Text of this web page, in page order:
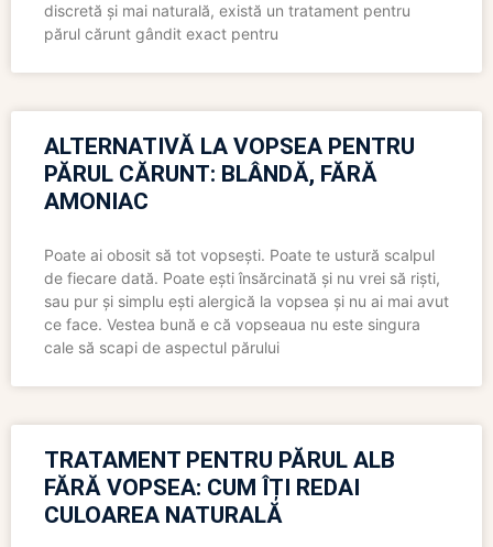
discretă și mai naturală, există un tratament pentru
părul cărunt gândit exact pentru
ALTERNATIVĂ LA VOPSEA PENTRU
PĂRUL CĂRUNT: BLÂNDĂ, FĂRĂ
AMONIAC
Poate ai obosit să tot vopsești. Poate te ustură scalpul
de fiecare dată. Poate ești însărcinată și nu vrei să riști,
sau pur și simplu ești alergică la vopsea și nu ai mai avut
ce face. Vestea bună e că vopseaua nu este singura
cale să scapi de aspectul părului
TRATAMENT PENTRU PĂRUL ALB
FĂRĂ VOPSEA: CUM ÎȚI REDAI
CULOAREA NATURALĂ